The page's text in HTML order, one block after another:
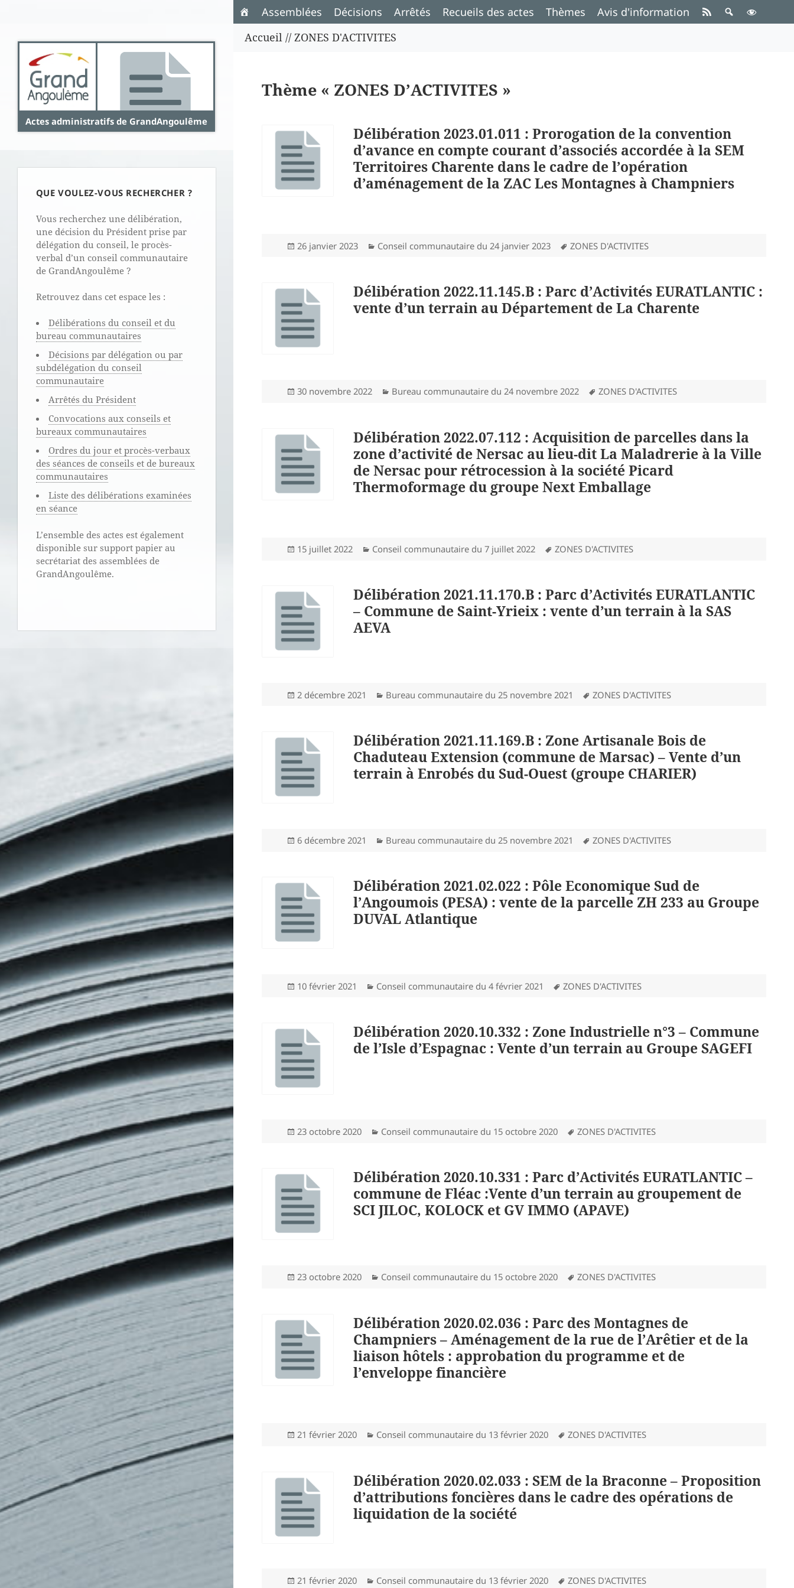
Actes administratifs de GrandAngoulême
QUE VOULEZ-VOUS RECHERCHER ?
Vous recherchez une délibération,
une décision du Président prise par
délégation du conseil, le procès-
verbal d’un conseil communautaire
de GrandAngoulême ?
Retrouvez dans cet espace les :
Délibérations du conseil et du
bureau communautaires
Décisions par délégation ou par
subdélégation du conseil
communautaire
Arrêtés du Président
Convocations aux conseils et
bureaux communautaires
Ordres du jour et procès-verbaux
des séances de conseils et de bureaux
communautaires
Liste des délibérations examinées
en séance
L’ensemble des actes est également
disponible sur support papier au
secrétariat des assemblées de
GrandAngoulême.
Assemblées Décisions Arrêtés Recueils des actes Thèmes
Avis d'information
Accueil //ZONES D'ACTIVITES
Thème « ZONES D’ACTIVITES »
Délibération 2023.01.011 : Prorogation de la convention
d’avance en compte courant d’associés accordée à la SEM
Territoires Charente dans le cadre de l’opération
d’aménagement de la ZAC Les Montagnes à Champniers
Publié
26 janvier 2023 Catégories
Conseil communautaire du 24 janvier 2023
Mots-
ZONES D'ACTIVITES
Délibération 2022.11.145.B : Parc d’Activités EURATLANTIC :
vente d’un terrain au Département de La Charente
Publié
30 novembre 2022 Catégories
Bureau communautaire du 24 novembre 2022
Mots-
ZONES D'ACTIVITES
Délibération 2022.07.112 : Acquisition de parcelles dans la
zone d’activité de Nersac au lieu-dit La Maladrerie à la Ville
de Nersac pour rétrocession à la société Picard
Thermoformage du groupe Next Emballage
Publié
15 juillet 2022 Catégories
Conseil communautaire du 7 juillet 2022
Mots-
ZONES D'ACTIVITES
Délibération 2021.11.170.B : Parc d’Activités EURATLANTIC
– Commune de Saint-Yrieix : vente d’un terrain à la SAS
AEVA
Publié
2 décembre 2021 Catégories
Bureau communautaire du 25 novembre 2021
Mots-
ZONES D'ACTIVITES
Délibération 2021.11.169.B : Zone Artisanale Bois de
Chaduteau Extension (commune de Marsac) – Vente d’un
terrain à Enrobés du Sud-Ouest (groupe CHARIER)
Publié
6 décembre 2021 Catégories
Bureau communautaire du 25 novembre 2021
Mots-
ZONES D'ACTIVITES
Délibération 2021.02.022 : Pôle Economique Sud de
l’Angoumois (PESA) : vente de la parcelle ZH 233 au Groupe
DUVAL Atlantique
Publié
10 février 2021 Catégories
Conseil communautaire du 4 février 2021
Mots-
ZONES D'ACTIVITES
Délibération 2020.10.332 : Zone Industrielle n°3 – Commune
de l’Isle d’Espagnac : Vente d’un terrain au Groupe SAGEFI
Publié
23 octobre 2020 Catégories
Conseil communautaire du 15 octobre 2020
Mots-
ZONES D'ACTIVITES
Délibération 2020.10.331 : Parc d’Activités EURATLANTIC –
commune de Fléac :Vente d’un terrain au groupement de
SCI JILOC, KOLOCK et GV IMMO (APAVE)
Publié
23 octobre 2020 Catégories
Conseil communautaire du 15 octobre 2020
Mots-
ZONES D'ACTIVITES
Délibération 2020.02.036 : Parc des Montagnes de
Champniers – Aménagement de la rue de l’Arêtier et de la
liaison hôtels : approbation du programme et de
l’enveloppe financière
Publié
21 février 2020 Catégories
Conseil communautaire du 13 février 2020
Mots-
ZONES D'ACTIVITES
Délibération 2020.02.033 : SEM de la Braconne – Proposition
d’attributions foncières dans le cadre des opérations de
liquidation de la société
Publié
21 février 2020 Catégories
Conseil communautaire du 13 février 2020
Mots-
ZONES D'ACTIVITES